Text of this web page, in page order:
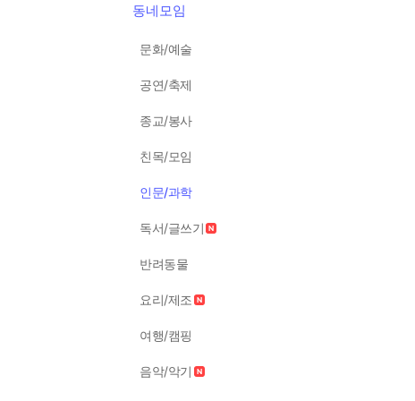
동네모임
문화/예술
공연/축제
종교/봉사
친목/모임
인문/과학
독서/글쓰기
반려동물
요리/제조
여행/캠핑
음악/악기